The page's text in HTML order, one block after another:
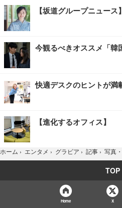
【坂道グループニュー
今観るべきオススメ「韓
快適デスクのヒントが満
【進化するオフィス】
ホーム › エンタメ › グラビア › 記事 › 写真
TOP
Home X